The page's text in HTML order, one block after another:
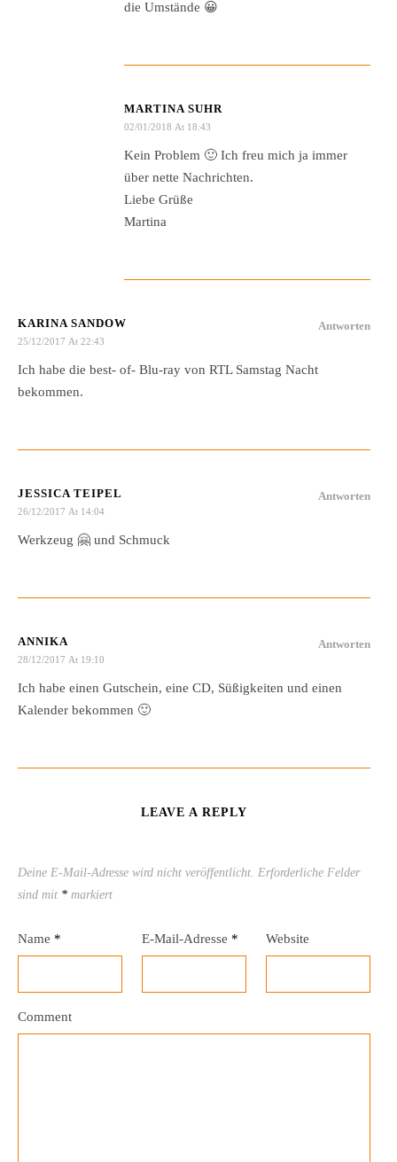
die Umstände 😀
MARTINA SUHR
02/01/2018 At 18:43
Kein Problem 🙂 Ich freu mich ja immer
über nette Nachrichten.
Liebe Grüße
Martina
KARINA SANDOW
25/12/2017 At 22:43
Antworten
Ich habe die best- of- Blu-ray von RTL Samstag Nacht
bekommen.
JESSICA TEIPEL
26/12/2017 At 14:04
Antworten
Werkzeug 🤗 und Schmuck
ANNIKA
28/12/2017 At 19:10
Antworten
Ich habe einen Gutschein, eine CD, Süßigkeiten und einen
Kalender bekommen 🙂
LEAVE A REPLY
Deine E-Mail-Adresse wird nicht veröffentlicht. Erforderliche Felder
sind mit * markiert
Name * E-Mail-Adresse * Website
Comment